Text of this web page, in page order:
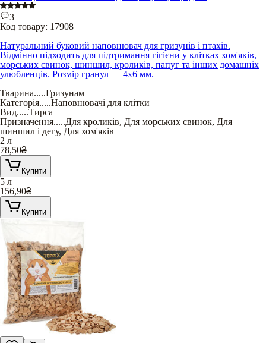
3
Код товару: 17908
Натуральний буковий наповнювач для гризунів і птахів.
Відмінно підходить для підтримання гігієни у клітках хом'яків,
морських свинок, шиншил, кроликів, папуг та інших домашніх
улюбленців. Розмір гранул — 4х6 мм.
Тварина.....Гризунам
Категорія.....Наповнювачі для клітки
Вид.....Тирса
Призначення.....Для кроликів, Для морських свинок, Для
шиншил і дегу, Для хом'яків
2 л
78,50₴
Купити
5 л
156,90₴
Купити